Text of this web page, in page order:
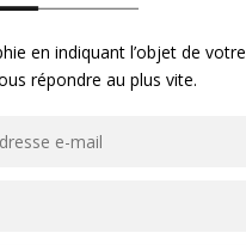
en indiquant l’objet de votre
répondre au plus vite.